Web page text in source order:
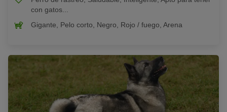
con gatos...
Gigante, Pelo corto, Negro, Rojo / fuego, Arena